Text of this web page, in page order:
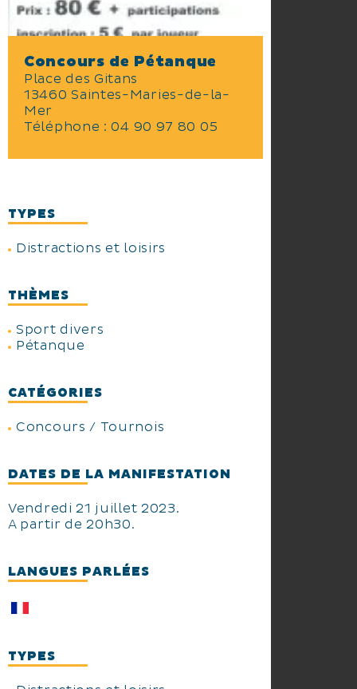
Concours de Pétanque
Place des Gitans
13460 Saintes-Maries-de-la-
Mer
Téléphone :04 90 97 80 05
TYPES
Distractions et loisirs
THÈMES
Sport divers
Pétanque
CATÉGORIES
Concours / Tournois
DATES DE LA MANIFESTATION
Vendredi 21 juillet 2023.
A partir de 20h30.
LANGUES PARLÉES
TYPES